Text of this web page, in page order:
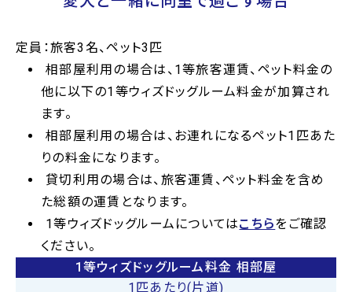
定員：旅客3名、ペット3匹
相部屋利用の場合は、1等旅客運賃、ペット料金の
他に以下の1等ウィズドッグルーム料金が加算され
ます。
相部屋利用の場合は、お連れになるペット1匹あた
りの料金になります。
貸切利用の場合は、旅客運賃、ペット料金を含め
た総額の運賃となります。
1等ウィズドッグルームについてはこちらをご確認
ください。
1等ウィズドッグルーム料金 相部屋
1匹あたり(片道)